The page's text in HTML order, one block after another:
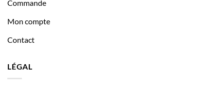
Commande
Mon compte
Contact
LÉGAL